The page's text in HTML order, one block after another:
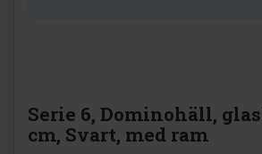
Serie 6, Dominohäll,
cm, Svart, med ram